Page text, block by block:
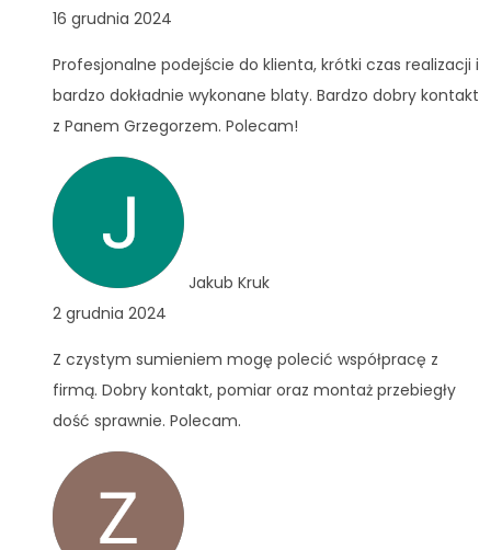
16 grudnia 2024
Profesjonalne podejście do klienta, krótki czas realizacji i
bardzo dokładnie wykonane blaty. Bardzo dobry kontakt
z Panem Grzegorzem. Polecam!
Jakub Kruk
2 grudnia 2024
Z czystym sumieniem mogę polecić współpracę z
firmą. Dobry kontakt, pomiar oraz montaż przebiegły
dość sprawnie. Polecam.